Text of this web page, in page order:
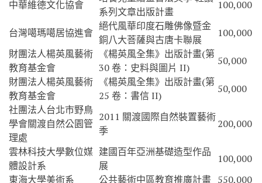
中華維德文化協會
系列文章出版計畫
100,000
台灣噶瑪噶居協進會
絕代風華印度石雕佛像暨金
銅八大菩薩與古唐卡聯展
100,000
財團法人楊英風藝術
教育基金會
《楊英風全集》出版計畫(第
30 卷：史料與圖片 II)
50,000
財團法人楊英風藝術
教育基金會
《楊英風全集》出版計畫(第
25 卷：書信 II)
50,000
社團法人台北市野鳥
學會關渡自然公園管
理處
2011 關渡國際自然裝置藝術
季
200,000
雲林科技大學數位媒
體設計系
建國百年亞洲基礎造型作品
展
100,000
東海大學美術系
公共藝術中區教育推廣計畫 550,000